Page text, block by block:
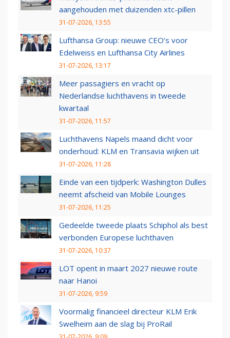
aangehouden met duizenden xtc-pillen
31-07-2026, 13:55
Lufthansa Group: nieuwe CEO’s voor
Edelweiss en Lufthansa City Airlines
31-07-2026, 13:17
Meer passagiers en vracht op
Nederlandse luchthavens in tweede
kwartaal
31-07-2026, 11:57
Luchthavens Napels maand dicht voor
onderhoud: KLM en Transavia wijken uit
31-07-2026, 11:28
Einde van een tijdperk: Washington Dulles
neemt afscheid van Mobile Lounges
31-07-2026, 11:25
Gedeelde tweede plaats Schiphol als best
verbonden Europese luchthaven
31-07-2026, 10:37
LOT opent in maart 2027 nieuwe route
naar Hanoi
31-07-2026, 9:59
Voormalig financieel directeur KLM Erik
Swelheim aan de slag bij ProRail